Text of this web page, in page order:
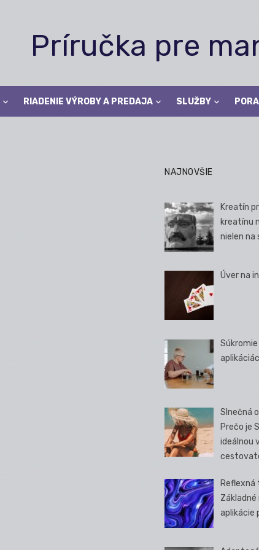
Príručka pre
RIADENIE VÝROBY A PREDAJA SLUŽBY
NAJNOVŠIE
Kreatín
kreatínu
nielen na
Úver na
Slnečná
Prečo je
ideálnou
Reflexná
aplikácie